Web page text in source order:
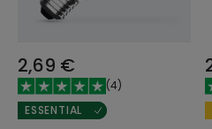
2,69 €
(4)
ESSENTIAL